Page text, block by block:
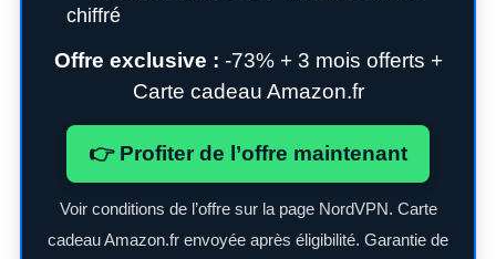
chiffré
Offre exclusive : -73% + 3 mois offerts +
Carte cadeau Amazon.fr
👉 Profiter de l’offre maintenant
Voir conditions de l’offre sur la page NordVPN. Carte
cadeau Amazon.fr envoyée après éligibilité. Garantie de